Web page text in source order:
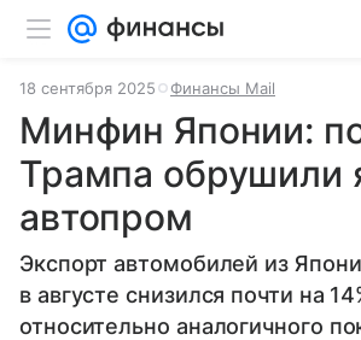
18 сентября 2025 Финансы Mail
Минфин Японии:
Трампа обрушили
автопром
Экспорт автомобилей из
в августе снизился почти на
относительно аналогичного